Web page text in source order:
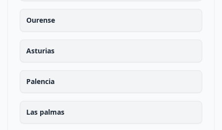
Ourense
Asturias
Palencia
Las palmas